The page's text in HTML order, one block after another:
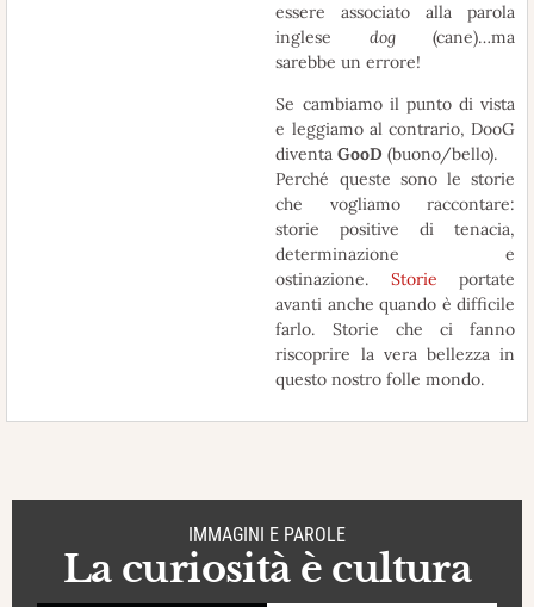
essere associato alla parola
inglese dog(cane)…ma
sarebbe un errore!
Se cambiamo il punto di vista
e leggiamo al contrario, DooG
diventa GooD (buono/bello).
Perché queste sono le storie
che vogliamo raccontare:
storie positive di tenacia,
determinazione e
ostinazione. Storie portate
avanti anche quando è difficile
farlo. Storie che ci fanno
riscoprire la vera bellezza in
questo nostro folle mondo.
IMMAGINI E PAROLE
La curiosità è cultura